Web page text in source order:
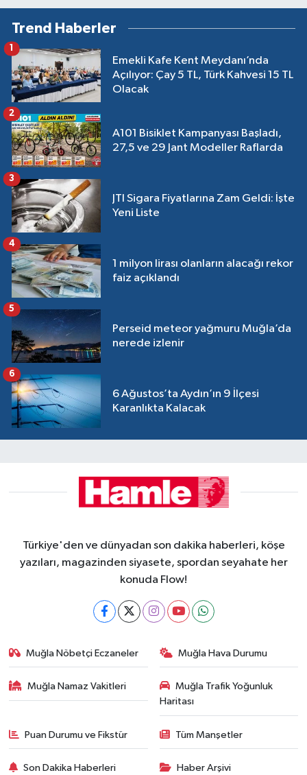
Trend Haberler
Emekli Kafe Kent Meydanı’nda
Açılıyor: Çay 5 TL, Türk Kahvesi 15 TL
Olacak
1
A101 Bisiklet Kampanyası Başladı,
27,5 ve 29 Jant Modeller Raflarda
2
JTI Sigara Fiyatlarına Zam Geldi: İşte
Yeni Liste
3
1 milyon lirası olanların alacağı rekor
faiz açıklandı
4
Perseid meteor yağmuru Muğla’da
nerede izlenir
5
6 Ağustos’ta Aydın’ın 9 İlçesi
Karanlıkta Kalacak
6
Türkiye'den ve dünyadan son dakika haberleri, köşe
yazıları, magazinden siyasete, spordan seyahate her
konuda Flow!
Muğla Nöbetçi Eczaneler Muğla Hava Durumu
Muğla Namaz Vakitleri
Muğla Trafik Yoğunluk
Haritası
Puan Durumu ve Fikstür Tüm Manşetler
Son Dakika Haberleri Haber Arşivi